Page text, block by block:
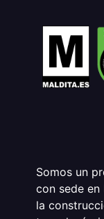
Somos un
con sede
la